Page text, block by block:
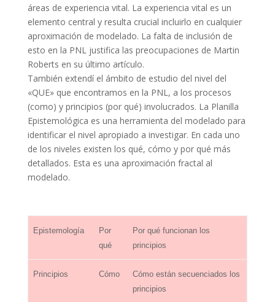
áreas de experiencia vital. La experiencia vital es un
elemento central y resulta crucial incluirlo en cualquier
aproximación de modelado. La falta de inclusión de
esto en la PNL justifica las preocupaciones de Martin
Roberts en su último artículo.
También extendí el ámbito de estudio del nivel del
«QUE» que encontramos en la PNL, a los procesos
(como) y principios (por qué) involucrados. La Planilla
Epistemológica es una herramienta del modelado para
identificar el nivel apropiado a investigar. En cada uno
de los niveles existen los qué, cómo y por qué más
detallados. Esta es una aproximación fractal al
modelado.
Epistemología
Por
qué
Por qué funcionan los
principios
Principios Cómo
Cómo están secuenciados los
principios